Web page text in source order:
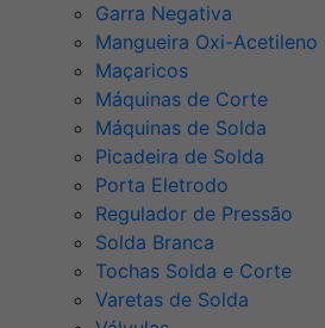
Garra Negativa
Mangueira Oxi-Acetileno
Maçaricos
Máquinas de Corte
Máquinas de Solda
Picadeira de Solda
Porta Eletrodo
Regulador de Pressão
Solda Branca
Tochas Solda e Corte
Varetas de Solda